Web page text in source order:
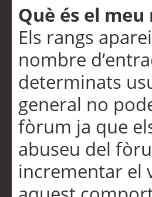
Què és el
Els rangs
nombre
determinats
general no
fòrum ja que
abuseu del
incrementar el